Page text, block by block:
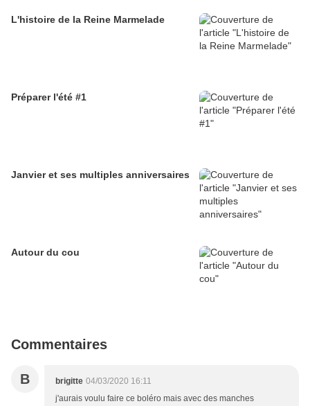
L'histoire de la Reine Marmelade
Préparer l'été #1
Janvier et ses multiples anniversaires
Autour du cou
Commentaires
B brigitte 04/03/2020 16:11
j'aurais voulu faire ce boléro mais avec des manches